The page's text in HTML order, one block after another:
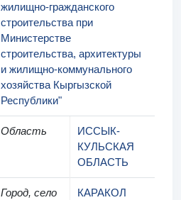
жилищно-гражданского
строительства при
Министерстве
строительства, архитектуры
и жилищно-коммунального
хозяйства Кыргызской
Республики"
Область
ИССЫК-
КУЛЬСКАЯ
ОБЛАСТЬ
Город, село КАРАКОЛ